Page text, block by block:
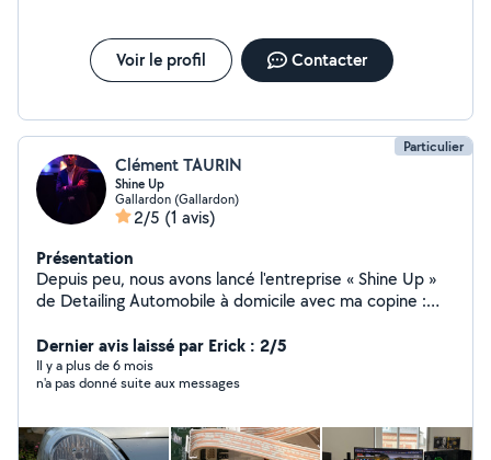
Voir le profil Contacter
Particulier
Clément TAURIN
Shine Up
Gallardon (Gallardon)
2/5 (1 avis)
Présentation
Depuis peu, nous avons lancé l'entreprise « Shine Up »
de Detailing Automobile à domicile avec ma copine :
phares Ma devise : « Un problème n'existe que si la
solution n'est pas encore mis en œuvre »
Dernier avis laissé par Erick : 2/5
Il y a plus de 6 mois
n'a pas donné suite aux messages